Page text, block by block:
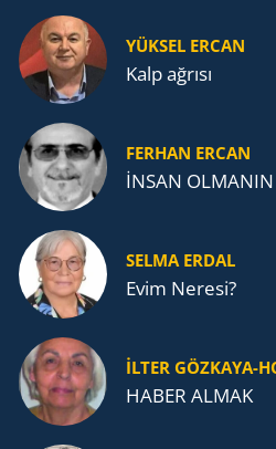
YÜKSEL ERCAN
Kalp ağrısı
FERHAN ERCAN
İNSAN OLMANIN
SELMA ERDAL
Evim Neresi?
İLTER GÖZKAYA-
HABER ALMAK